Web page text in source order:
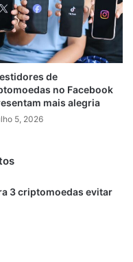
de
no Facebook
mais alegria
5, 2026
3 criptomoedas evitar